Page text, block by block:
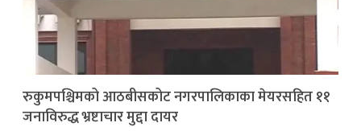
रुकुमपश्चिमको आठबीसकोट नगरपालिकाका मेयरसहित ११
जनाविरुद्ध भ्रष्टाचार मुद्दा दायर